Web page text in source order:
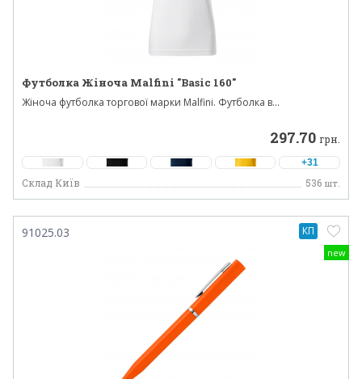
Футболка Жіноча Malfini "Basic 160"
Жіноча футболка торгової марки Malfini. Футболка в...
297.70 грн.
+31
Склад Київ 536 шт.
new
91025.03 КП